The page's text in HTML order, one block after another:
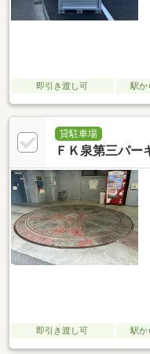
即引き渡し可 駅か
貸駐車場
ＦＫ泉第三パー
即引き渡し可 駅か